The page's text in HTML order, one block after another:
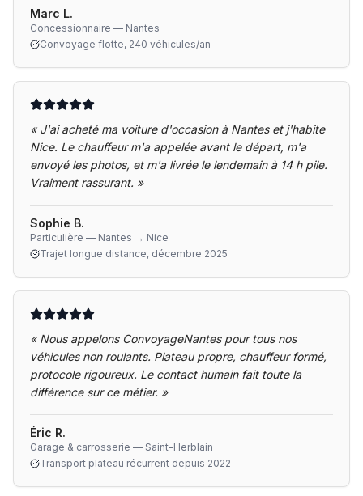
Marc L.
Concessionnaire — Nantes
Convoyage flotte, 240 véhicules/an
« J'ai acheté ma voiture d'occasion à Nantes et j'habite
Nice. Le chauffeur m'a appelée avant le départ, m'a
envoyé les photos, et m'a livrée le lendemain à 14 h pile.
Vraiment rassurant. »
Sophie B.
Particulière — Nantes → Nice
Trajet longue distance, décembre 2025
« Nous appelons ConvoyageNantes pour tous nos
véhicules non roulants. Plateau propre, chauffeur formé,
protocole rigoureux. Le contact humain fait toute la
différence sur ce métier. »
Éric R.
Garage & carrosserie — Saint-Herblain
Transport plateau récurrent depuis 2022